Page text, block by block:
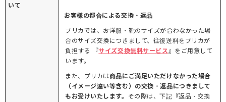
いて
お客様の都合による交換・返品
プリカでは、お洋服・靴のサイズが合わなかった場
合のサイズ交換につきまして、往復送料をプリカが
負担する 『サイズ交換無料サービス』をご用意して
います。
また、プリカは商品にご満足いただけなかった場合
（イメージ違い等含む）の交換・返品につきまして
もお受けいたします。 その際は、下記『返品・交換